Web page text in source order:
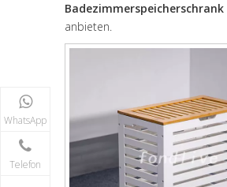
Badezimmerspeicherschrank
anbieten.
WhatsApp
Telefon